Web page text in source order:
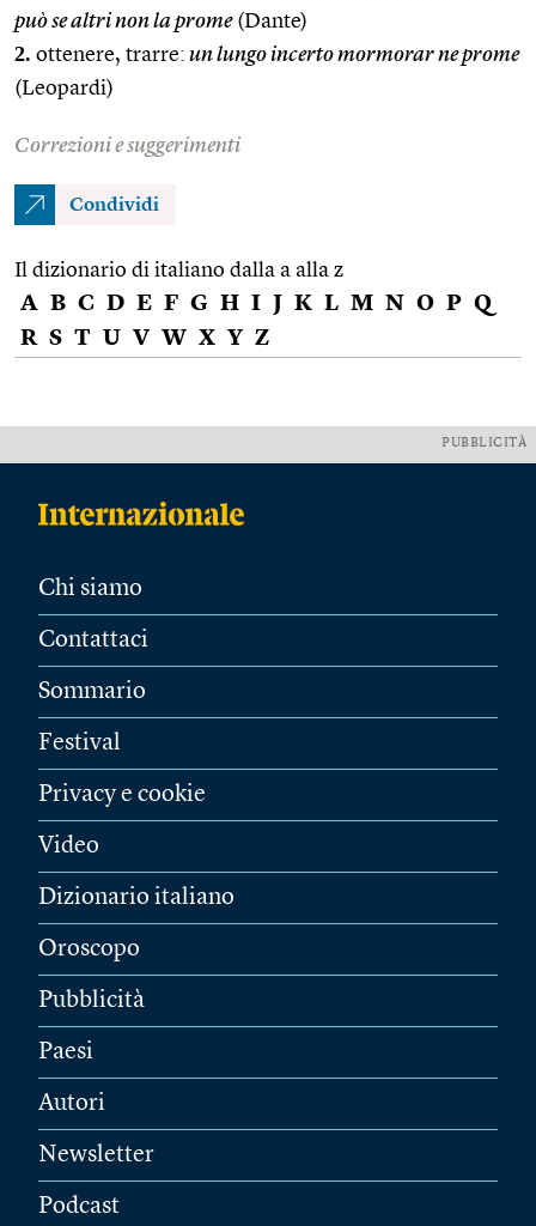
può se altri non la prome(Dante)
2. ottenere, trarre: un lungo incerto mormorar ne prome
(Leopardi)
Correzioni e suggerimenti
Condividi
Il dizionario di italiano dalla a alla z
A B C D E F G H I J K L M N O P Q
R S T U V W X Y Z
PUBBLICITÀ
Chi siamo
Contattaci
Sommario
Festival
Privacy e cookie
Video
Dizionario italiano
Oroscopo
Pubblicità
Paesi
Autori
Newsletter
Podcast